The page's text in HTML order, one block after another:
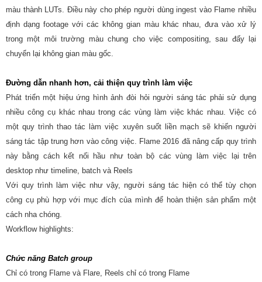
màu thành LUTs. Điều này cho phép người dùng ingest vào Flame nhiều
định dạng footage với các không gian màu khác nhau, đưa vào xử lý
trong một môi trường màu chung cho việc compositing, sau đấy lại
chuyển lại không gian màu gốc.
Đường dẫn nhanh hơn, cải thiện quy trình làm việc
Phát triển một hiệu ứng hình ảnh đòi hỏi người sáng tác phải sử dụng
nhiều công cụ khác nhau trong các vùng làm việc khác nhau. Việc có
một quy trình thao tác làm việc xuyên suốt liền mạch sẽ khiến người
sáng tác tập trung hơn vào công việc. Flame 2016 đã nâng cấp quy trình
này bằng cách kết nối hầu như toàn bộ các vùng làm việc lại trên
desktop như timeline, batch và Reels
Với quy trình làm việc như vậy, người sáng tác hiện có thể tùy chọn
công cụ phù hợp với mục đích của mình để hoàn thiện sản phẩm một
cách nha chóng.
Workflow highlights:
Chức năng Batch group
Chỉ có trong Flame và Flare, Reels chỉ có trong Flame